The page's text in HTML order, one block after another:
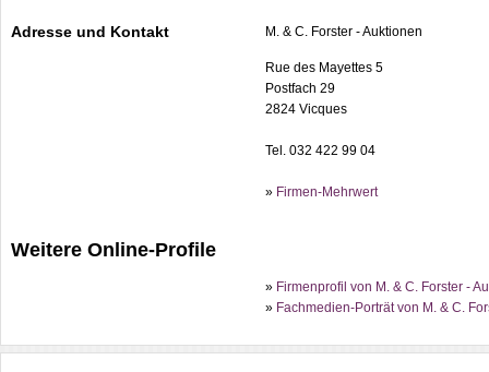
Adresse und Kontakt M. & C. Forster - Auktionen
Rue des Mayettes 5
Postfach 29
2824 Vicques
Tel. 032 422 99 04
» Firmen-Mehrwert
Weitere Online-Profile
» Firmenprofil von M. & C. Forster -
» Fachmedien-Porträt von M. & C.